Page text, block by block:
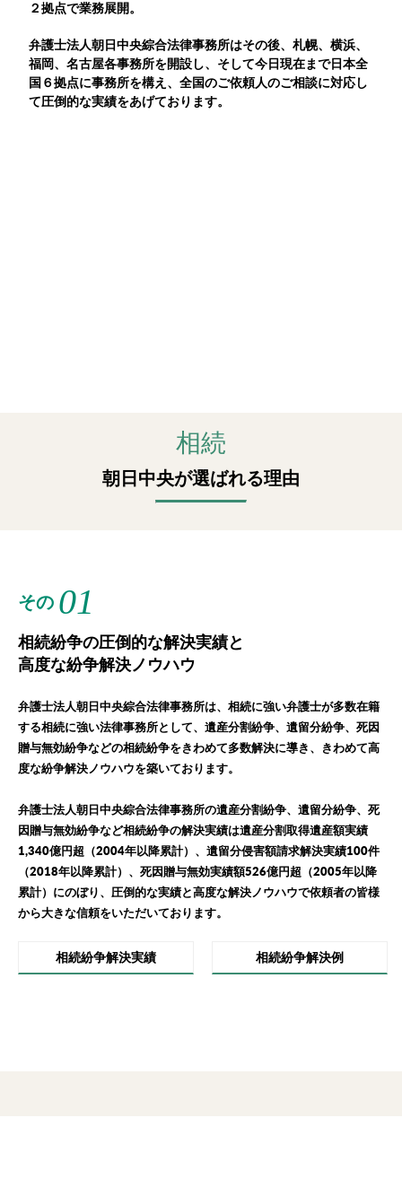
２拠点で業務展開。
弁護士法人朝日中央綜合法律事務所はその後、札幌、横浜、
福岡、名古屋各事務所を開設し、そして今日現在まで日本全
国６拠点に事務所を構え、全国のご依頼人のご相談に対応し
て圧倒的な実績をあげております。
相続
朝日中央が選ばれる理由
その 01
相続紛争の圧倒的な解決実績と
高度な紛争解決ノウハウ
弁護士法人朝日中央綜合法律事務所は、相続に強い弁護士が多数在籍
する相続に強い法律事務所として、遺産分割紛争、遺留分紛争、死因
贈与無効紛争などの相続紛争をきわめて多数解決に導き、きわめて高
度な紛争解決ノウハウを築いております。
弁護士法人朝日中央綜合法律事務所の遺産分割紛争、遺留分紛争、死
因贈与無効紛争など相続紛争の解決実績は遺産分割取得遺産額実績
1,340億円超（2004年以降累計）、遺留分侵害額請求解決実績100件
（2018年以降累計）、死因贈与無効実績額526億円超（2005年以降
累計）にのぼり、圧倒的な実績と高度な解決ノウハウで依頼者の皆様
から大きな信頼をいただいております。
相続紛争解決実績 相続紛争解決例